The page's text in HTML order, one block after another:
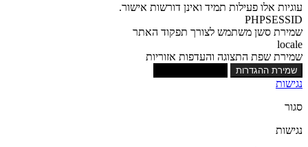
עוגיות אלו פעילות תמיד ואינן דורשות אישור.
PHPSESSID
שמירת סשן משתמש לצורך תפקוד האתר
locale
שמירת שפת התצוגה והעדפות אזוריות
שמירת ההגדרות
נגישות
סגור
נגישות